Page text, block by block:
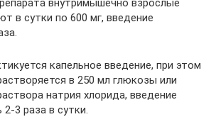
в сутки по 600 мг, введение
капельное введение, при этом
в 250 мл глюкозы или
натрия хлорида, введение
3 раза в сутки.